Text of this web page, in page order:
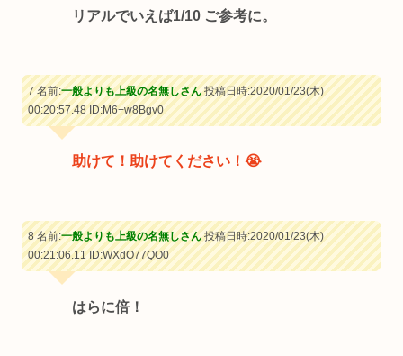
リアルでいえば1/10 ご参考に。
7 名前:一般よりも上級の名無しさん投稿日時:2020/01/23(木)
00:20:57.48ID:M6+w8Bgv0
助けて！助けてください！😭
8 名前:一般よりも上級の名無しさん投稿日時:2020/01/23(木)
00:21:06.11ID:WXdO77QO0
はらに倍！